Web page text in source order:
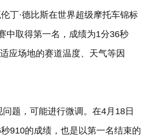
丁·德比斯在世界超级摩托车锦标
中取得第一名，成绩为1分36秒
应场地的赛道温度、天气等因
题，可能进行微调。在4月18日
910的成绩，也是以第一名结束的